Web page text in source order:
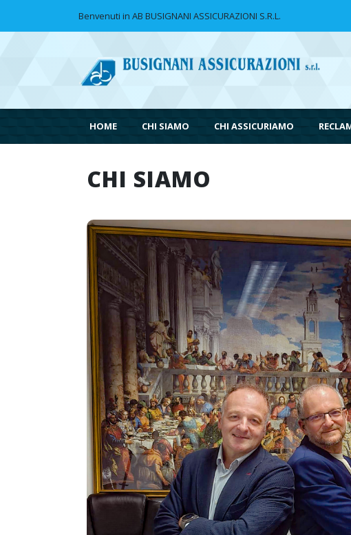
Benvenuti in AB BUSIGNANI ASSICURAZIONI S.R.L.
HOME CHI SIAMO CHI ASSICURIAMO
CHI SIAMO